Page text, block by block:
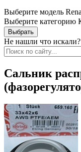
Выберите модель
Выберите категорию
Не нашли что
Сальник